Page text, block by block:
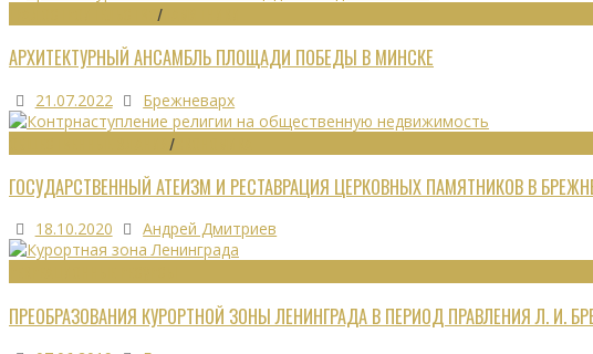
/
АРХИТЕКТУРНЫЙ АНСАМБЛЬ ПЛОЩАДИ ПОБЕДЫ В МИНСКЕ
21.07.2022 Брежневарх
/
ГОСУДАРСТВЕННЫЙ АТЕИЗМ И РЕСТАВРАЦИЯ ЦЕРКОВНЫХ ПАМЯТНИКОВ В
18.10.2020 Андрей Дмитриев
ПРЕОБРАЗОВАНИЯ КУРОРТНОЙ ЗОНЫ ЛЕНИНГРАДА В ПЕРИОД ПРАВЛЕНИЯ Л. И.